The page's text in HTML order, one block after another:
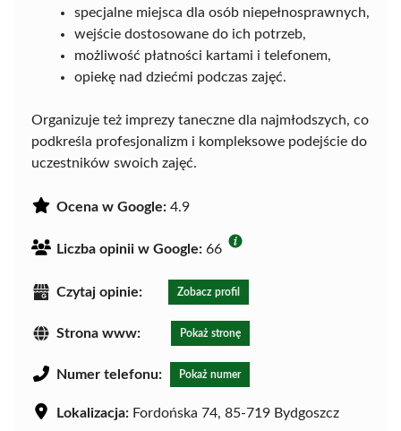
specjalne miejsca dla osób niepełnosprawnych,
wejście dostosowane do ich potrzeb,
możliwość płatności kartami i telefonem,
opiekę nad dziećmi podczas zajęć.
Organizuje też imprezy taneczne dla najmłodszych, co
podkreśla profesjonalizm i kompleksowe podejście do
uczestników swoich zajęć.
Ocena w Google: 4.9
Liczba opinii w Google: 66
Czytaj opinie: Zobacz profil
Strona www: Pokaż stronę
Numer telefonu: Pokaż numer
Lokalizacja: Fordońska 74, 85-719 Bydgoszcz